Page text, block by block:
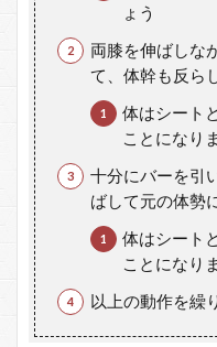
ょう
両膝を伸ばしな
て、体幹も反ら
体はシート
ことになり
十分にバーを引
ばして元の体勢
体はシート
ことになり
以上の動作を繰